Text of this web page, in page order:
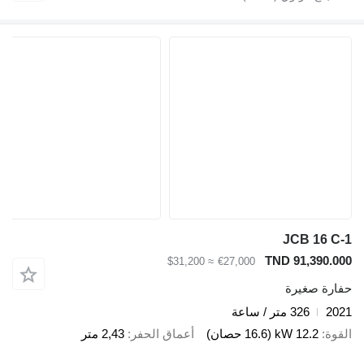
JCB 16 C-
TND
€27,000
≈ $31,200
صغيرة
326 متر / ساعة
12.2 kW (16.6 حصان) أعماق الحفر 2,43 متر